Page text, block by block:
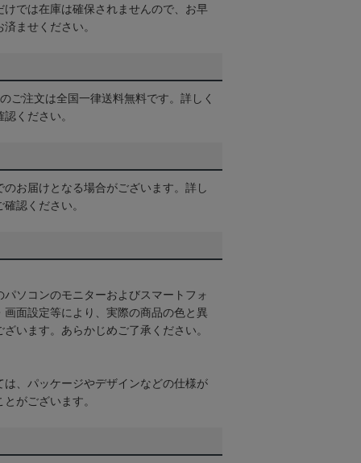
けでは在庫は確保されませんので、お早
ませください。
ご注文は全国一律送料無料です。詳しく
認ください。
お届けとなる場合がございます。詳し
確認ください。
ソコンのモニターおよびスマートフォ
画面設定等により、実際の商品の色と異
います。あらかじめご了承ください。
は、パッケージやデザインなどの仕様が
がございます。